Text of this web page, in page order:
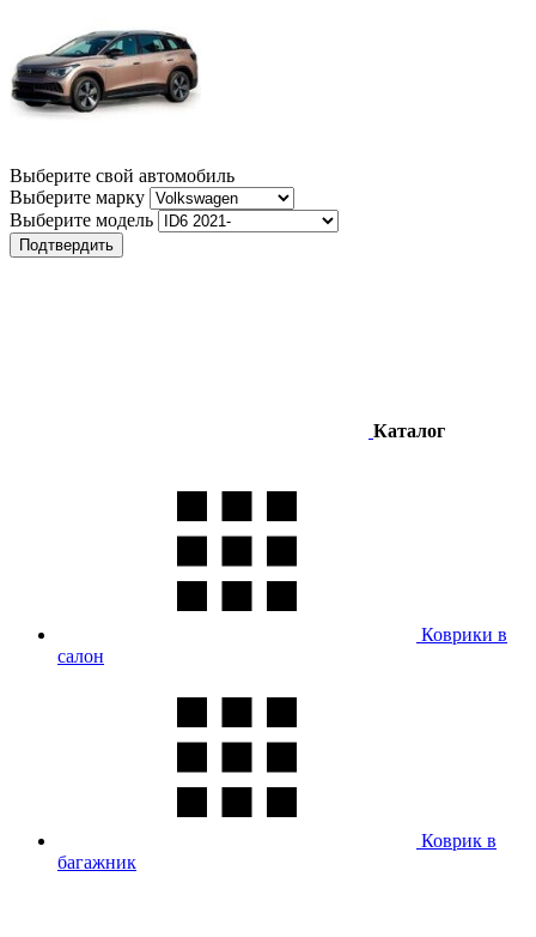
Выберите свой автомобиль
Выберите марку
Выберите модель
Подтвердить
Каталог
Коврики в
салон
Коврик в
багажник